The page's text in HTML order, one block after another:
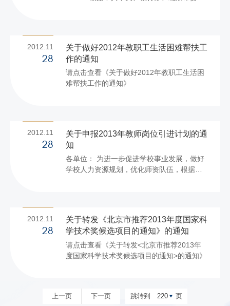
学学习宣传贯彻党的十八大精神的工作安排
党委宣传部 ...
2012.11
28
关于做好2012年教职工生活困难帮扶工
作的通知
请点击查看《关于做好2012年教职工生活困
难帮扶工作的通知》
2012.11
28
关于申报2013年教师岗位引进计划的通
知
各单位： 为进一步促进学校事业发展，做好
学校人力资源规划，优化师资队伍，根据北
系主任、学科带头人、教授代表等参加的会
议，结合本单位“十二五”发展规划认真研究学
院师资队伍建设的现状和结构，分析存在的
问题，明确各学科、专业急需引进教师的类
2012.11
28
关于转发《北京市推荐2013年度国家科
学技术奖候选项目的通知》的通知
请点击查看《关于转发<北京市推荐2013年
度国家科学技术奖候选项目的通知>的通知》
上一页 下一页 跳转到 220 页